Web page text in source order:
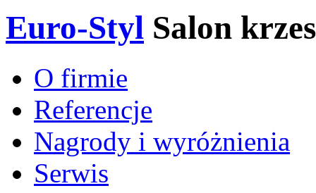
Euro-Styl Salon
O firmie
Referencje
Nagrody i wyróżnienia
Serwis